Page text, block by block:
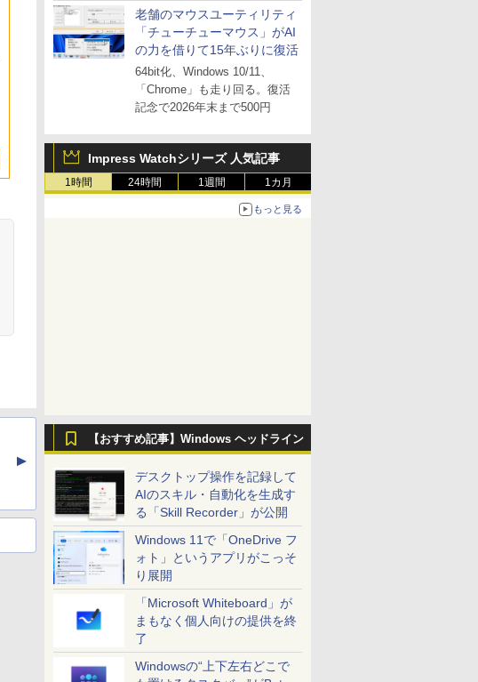
老舗のマウスユーティリティ
「チューチューマウス」がAI
の力を借りて15年ぶりに復活
64bit化、Windows 10/11、
「Chrome」も走り回る。復活
記念で2026年末まで500円
Impress Watchシリーズ 人気記事
1時間 24時間 1週間 1カ月
もっと見る
【おすすめ記事】Windows ヘッドライン
デスクトップ操作を記録して
AIのスキル・自動化を生成す
る「Skill Recorder」が公開
Windows 11で「OneDrive フ
ォト」というアプリがこっそ
り展開
「Microsoft Whiteboard」が
まもなく個人向けの提供を終
了
Windowsの“上下左右どこで
▲